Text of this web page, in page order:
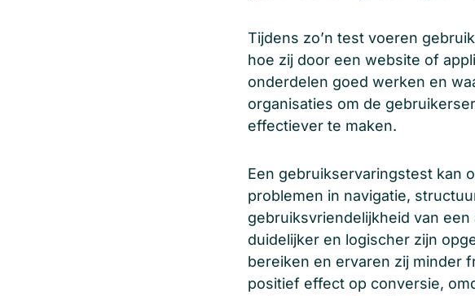
Tijdens zo’n test voeren
hoe zij door een website of
onderdelen goed werken en
organisaties om de
effectiever te maken.
Een gebruikservaringstest kan
problemen in navigatie,
gebruiksvriendelijkheid van
duidelijker en logischer zijn
bereiken en ervaren zij minder
positief effect op conversie,